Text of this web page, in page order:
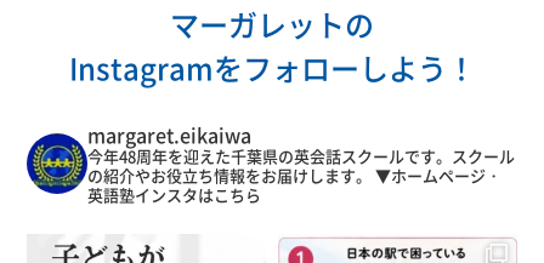
マーガレットの
Instagramをフォローしよう！
margaret.eikaiwa
今年48周年を迎えた千葉県の英会話スクールです。スクール
の紹介やお役立ち情報をお届けします。 ▼ホームページ・
英語塾インスタはこちら